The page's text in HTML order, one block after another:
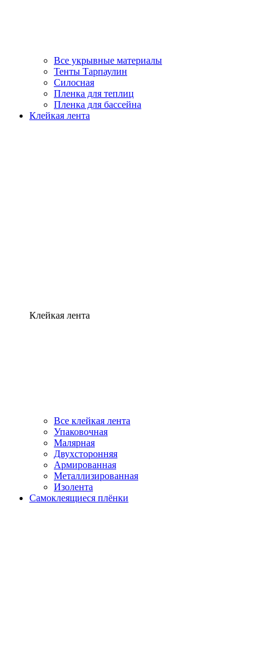
Все укрывные материалы
Тенты Тарпаулин
Силосная
Пленка для теплиц
Пленка для бассейна
Клейкая лента
Клейкая лента
Все клейкая лента
Упаковочная
Малярная
Двухсторонняя
Армированная
Металлизированная
Изолента
Самоклеящиеся плёнки